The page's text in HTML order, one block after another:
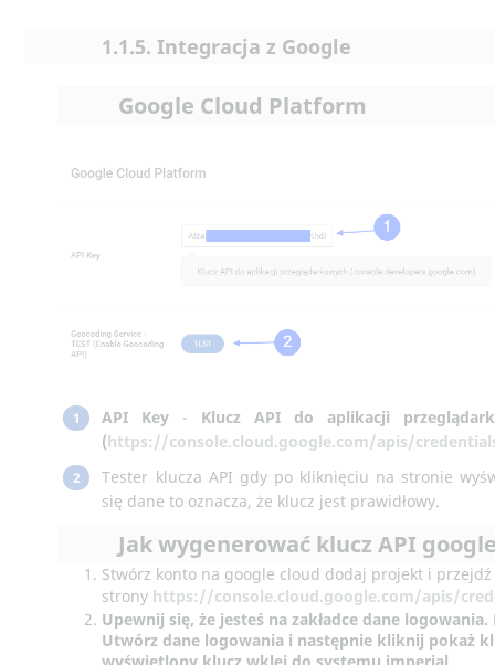
1.1.5. Integracja z Google
Google Cloud Platform
1 API Key - Klucz API do aplikacji
(https://console.cloud.google.com/apis/
2
Tester klucza API gdy po kliknięciu na stronie
się dane to oznacza, że klucz jest prawidłowy.
Jak wygenerować klucz API
Stwórz konto na google cloud dodaj projekt i
strony https://console.cloud.google.com/apis/
Upewnij się, że jesteś na zakładce dane logowania.
Utwórz dane logowania i następnie kliknij pokaż